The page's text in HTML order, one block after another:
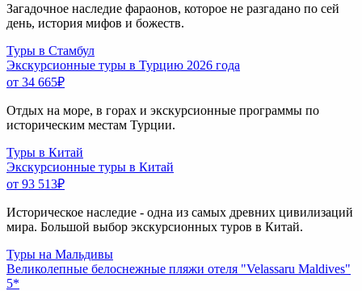
Загадочное наследие фараонов, которое не разгадано по сей
день, история мифов и божеств.
Туры в Стамбул
Экскурсионные туры в Турцию 2026 года
от 34 665₽
Отдых на море, в горах и экскурсионные программы по
историческим местам Турции.
Туры в Китай
Экскурсионные туры в Китай
от 93 513₽
Историческое наследие - одна из самых древних цивилизаций
мира. Большой выбор экскурсионных туров в Китай.
Туры на Мальдивы
Великолепные белоснежные пляжи отеля "Velassaru Maldives"
5*